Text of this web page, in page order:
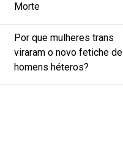
Morte
Por que mulheres trans
viraram o novo fetiche de
homens héteros?